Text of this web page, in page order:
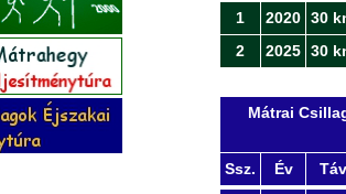
1 2020 30
2
2025 30
Mátrai
Ssz. Év Táv